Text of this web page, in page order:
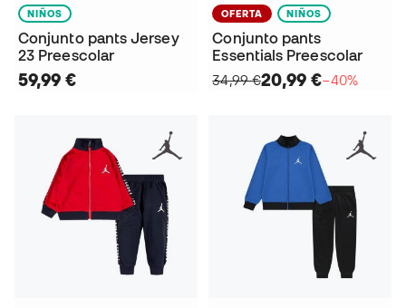
NIÑOS
Conjunto pants Jersey
23 Preescolar
59,99 €
OFERTA NIÑOS
Conjunto pants
Essentials Preescolar
34,99 €20,99 €−40%